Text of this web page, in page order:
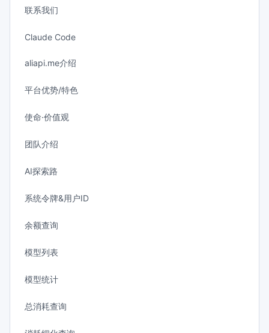
联系我们
Claude Code
aliapi.me介绍
平台优势/特色
使命·价值观
团队介绍
AI探索路
系统令牌&用户ID
余额查询
模型列表
模型统计
总消耗查询